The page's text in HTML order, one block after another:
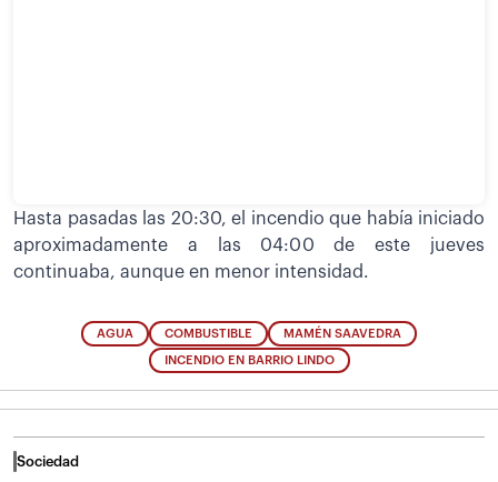
Hasta pasadas las 20:30, el incendio que había iniciado
aproximadamente a las 04:00 de este jueves
continuaba, aunque en menor intensidad.
AGUA COMBUSTIBLE MAMÉN SAAVEDRA
INCENDIO EN BARRIO LINDO
Sociedad